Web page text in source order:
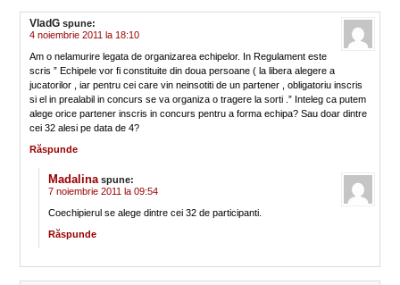
VladG spune:
4 noiembrie 2011 la 18:10
Am o nelamurire legata de organizarea echipelor. In Regulament este
scris ” Echipele vor fi constituite din doua persoane ( la libera alegere a
jucatorilor , iar pentru cei care vin neinsotiti de un partener , obligatoriu inscris
si el in prealabil in concurs se va organiza o tragere la sorti .” Inteleg ca putem
alege orice partener inscris in concurs pentru a forma echipa? Sau doar dintre
cei 32 alesi pe data de 4?
Răspunde
Madalina spune:
7 noiembrie 2011 la 09:54
Coechipierul se alege dintre cei 32 de participanti.
Răspunde